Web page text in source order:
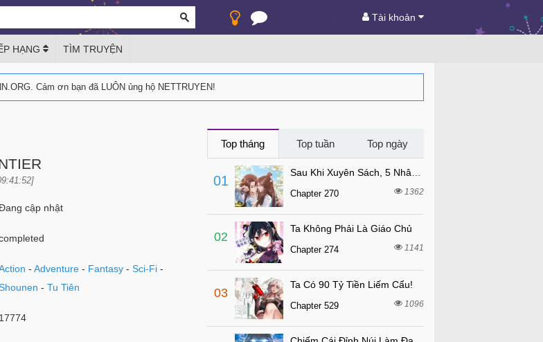
Tài khoản
HẠNG TÌM TRUYỆN
Cảm ơn bạn đã LUÔN ủng hộ NETTRUYEN!
cập nhật
-Adventure - Fantasy -Sci-Fi -
-Tu Tiên
17774
Top tháng Top tuần Top ngày
01
Chapter 270 1362
02
Ta Không Phải Là Giáo Chủ
Chapter 274 1141
03
Ta Có 90 Tỷ Tiền Liếm Cẩu!
Chapter 529 1096